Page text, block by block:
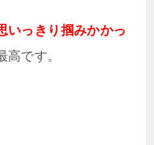
いっきり掴みかかっ
高です。